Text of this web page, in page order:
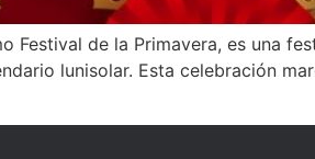
Festival de la Primavera, es una
lunisolar. Esta celebración